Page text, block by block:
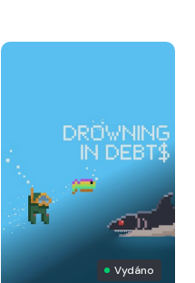
Vydáno